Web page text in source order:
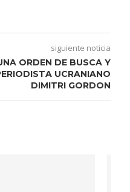
siguiente noticia
ORDEN DE BUSCA Y
UCRANIANO
DIMITRI GORDON